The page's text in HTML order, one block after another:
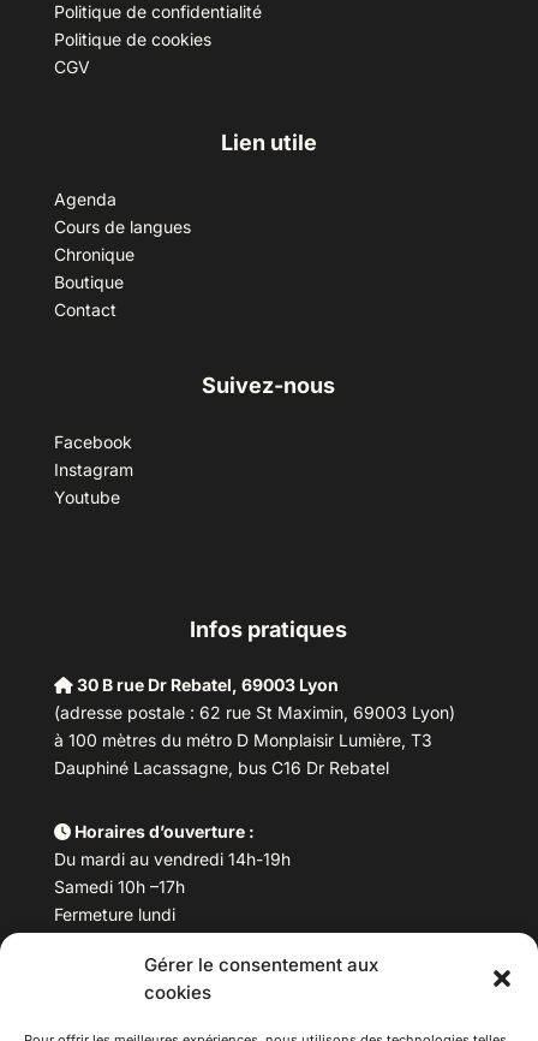
Gérer le consentement aux
cookies
Politique de confidentialité
Politique de cookies
CGV
Lien utile
Agenda
Cours de langues
Chronique
Boutique
Contact
Suivez-nous
Facebook
Instagram
Youtube
Infos pratiques
30 B rue Dr Rebatel, 69003 Lyon
(adresse postale : 62 rue St Maximin, 69003 Lyon)
à 100 mètres du métro D Monplaisir Lumière, T3
Dauphiné Lacassagne, bus C16 Dr Rebatel
Horaires d’ouverture :
Du mardi au vendredi 14h-19h
Samedi 10h –17h
Fermeture lundi
Téléphone : 04 78 53 06 40
maisondesculturesasiatiques@asiexpo.com